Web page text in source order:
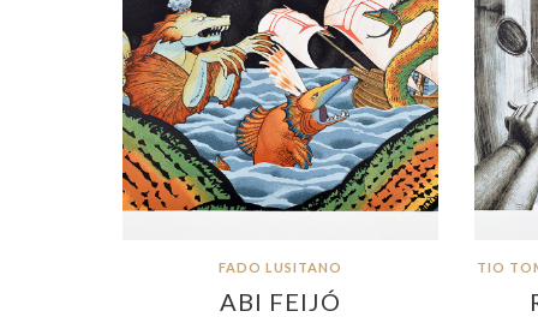
FADO LUSITANO
ABI FEIJÓ
TIO